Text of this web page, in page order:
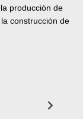
producción de
construcción de
Easy-Mix D